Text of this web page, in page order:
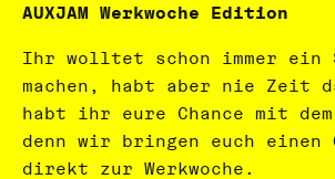
AUXJAM Werkwoche Edition
Ihr wolltet schon immer ein
machen, habt aber nie Zeit
habt ihr eure Chance mit dem
denn wir bringen euch einen
direkt zur Werkwoche.